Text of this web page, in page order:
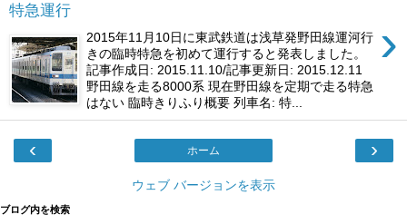
特急運行
›
2015年11月10日に東武鉄道は浅草発野田線運河行
きの臨時特急を初めて運行すると発表しました。
記事作成日: 2015.11.10/記事更新日: 2015.12.11
野田線を走る8000系 現在野田線を定期で走る特急
はない 臨時きりふり概要 列車名: 特...
‹ ›
ホーム
ウェブ バージョンを表示
ブログ内を検索